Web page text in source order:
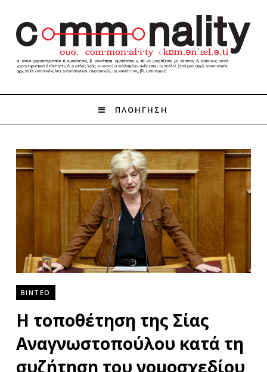
ΠΛΟΗΓΗΣΗ
ΒΙΝΤΕΟ
Η τοποθέτηση της Σίας
Αναγνωστοπούλου κατά τη
συζήτηση του νομοσχεδίου